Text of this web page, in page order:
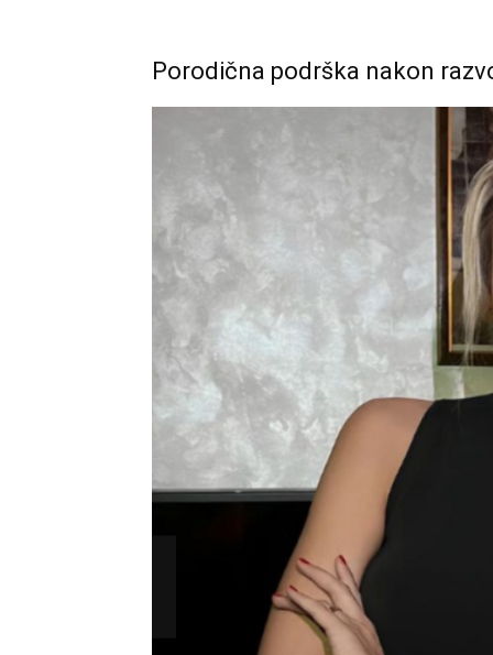
Porodična podrška nakon